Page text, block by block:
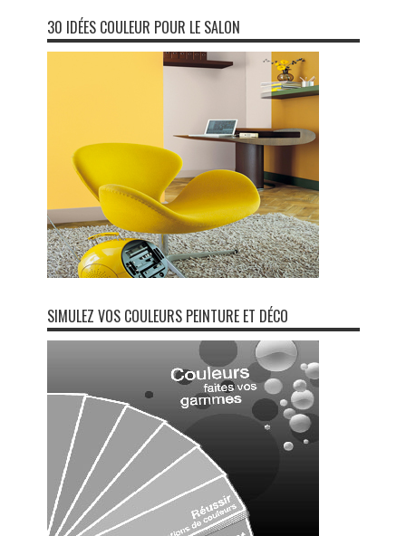
30 IDÉES COULEUR POUR LE SALON
SIMULEZ VOS COULEURS PEINTURE ET DÉCO